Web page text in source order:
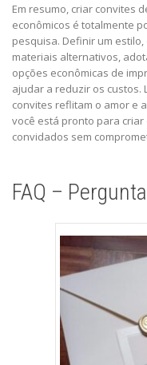
Em resumo, criar convites
econômicos é totalmente
pesquisa. Definir um
materiais alternativos,
opções econômicas de
ajudar a reduzir os custos.
convites reflitam o amor e
você está pronto para
convidados sem
FAQ –